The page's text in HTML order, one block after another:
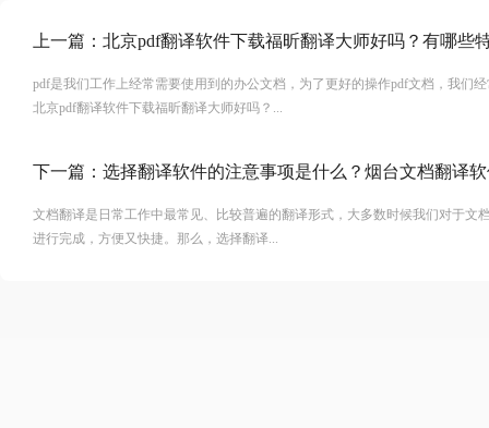
上一篇： 北京pdf翻译软件下载福昕翻译大师好吗？有哪些
pdf是我们工作上经常需要使用到的办公文档，为了更好的操作pdf文档，我们
北京pdf翻译软件下载福昕翻译大师好吗？...
下一篇： 选择翻译软件的注意事项是什么？烟台文档翻译
文档翻译是日常工作中最常见、比较普遍的翻译形式，大多数时候我们对于文
进行完成，方便又快捷。那么，选择翻译...